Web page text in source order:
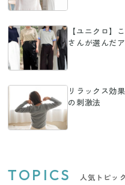
【ユニクロ】
さんが選んだ
リラックス効
の刺激法
TOPICS 人気トピッ